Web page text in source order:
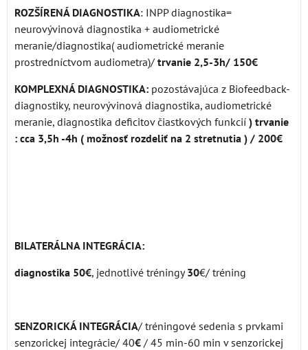
ROZŠÍRENÁ DIAGNOSTIKA: INPP diagnostika=
neurovývinová diagnostika + audiometrické
meranie/diagnostika( audiometrické meranie
prostredníctvom audiometra)/ trvanie 2,5-3h/ 150€
KOMPLEXNÁ DIAGNOSTIKA: pozostávajúca z Biofeedback-
diagnostiky, neurovývinová diagnostika, audiometrické
meranie, diagnostika deficitov čiastkových funkcií ) trvanie
: cca 3,5h -4h ( možnosť rozdeliť na 2 stretnutia ) / 200€
BILATERÁLNA INTEGRÁCIA:
diagnostika 50€, jednotlivé tréningy30€/ tréning
SENZORICKÁ INTEGRÁCIA/ tréningové sedenia s prvkami
senzorickej integrácie/ 40€ / 45 min-60 min v senzorickej